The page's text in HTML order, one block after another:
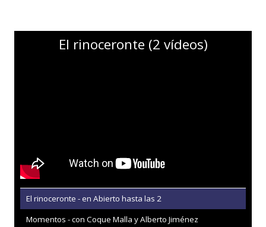
El rinoceronte (2 vídeos)
El rinoceronte - en Abierto hasta las 2
Momentos - con Coque Malla y Alberto Jiménez